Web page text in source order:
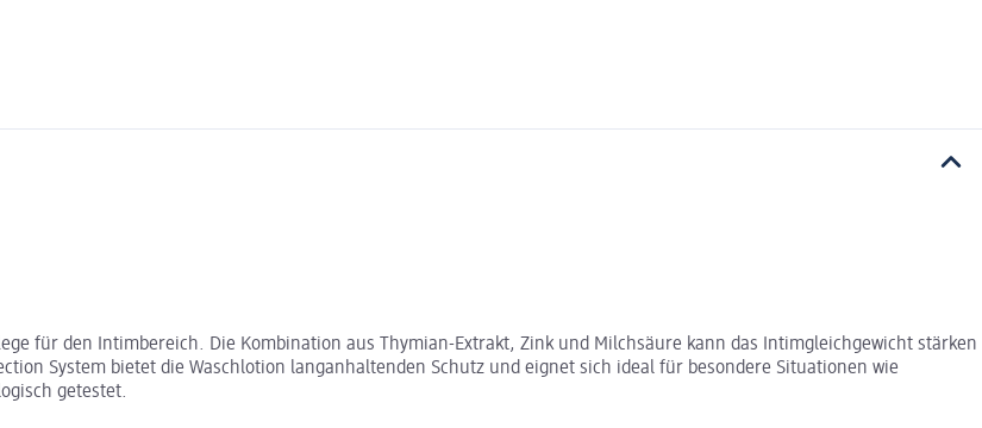
für den Intimbereich. Die Kombination aus Thymian-Extrakt, Zink und Milchsäure kann das Intimgleichgewicht stärken
System bietet die Waschlotion langanhaltenden Schutz und eignet sich ideal für besondere Situationen wie
getestet.